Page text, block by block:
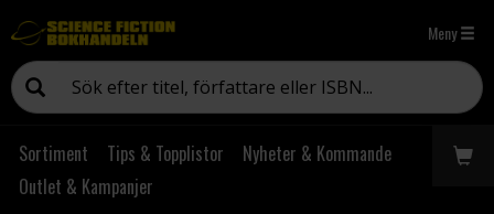
Meny
Sortiment Tips & Topplistor
Nyheter & Kommande
Outlet & Kampanjer